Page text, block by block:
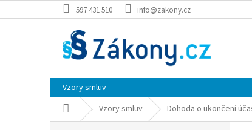
na
597 431 510 info@zakony.cz
Vzory smluv
Domů Vzory smluv Dohoda o ukončení